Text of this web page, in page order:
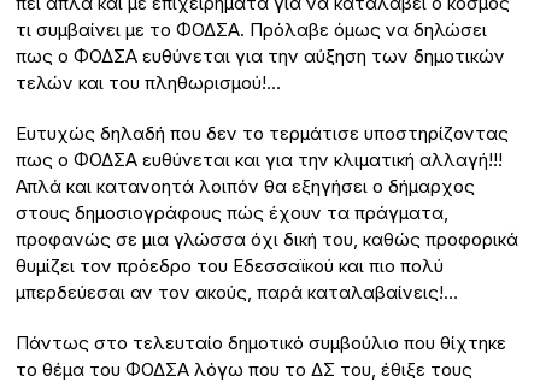
τι συμβαίνει με το ΦΟΔΣΑ. Πρόλαβε όμως να δηλώσει
πως ο ΦΟΔΣΑ ευθύνεται για την αύξηση των δημοτικών
τελών και του πληθωρισμού!…
Ευτυχώς δηλαδή που δεν το τερμάτισε υποστηρίζοντας
πως ο ΦΟΔΣΑ ευθύνεται και για την κλιματική αλλαγή!!!
Απλά και κατανοητά λοιπόν θα εξηγήσει ο δήμαρχος
στους δημοσιογράφους πώς έχουν τα πράγματα,
προφανώς σε μια γλώσσα όχι δική του, καθώς προφορικά
θυμίζει τον πρόεδρο του Εδεσσαϊκού και πιο πολύ
μπερδεύεσαι αν τον ακούς, παρά καταλαβαίνεις!…
Πάντως στο τελευταίο δημοτικό συμβούλιο που θίχτηκε
το θέμα του ΦΟΔΣΑ λόγω που το ΔΣ του, έθιξε τους